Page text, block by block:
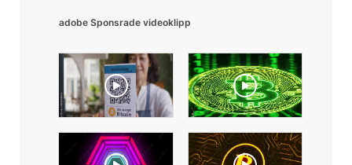
adobe Sponsrade videoklipp